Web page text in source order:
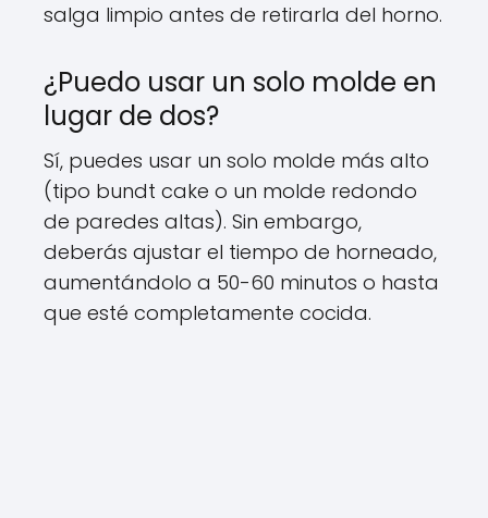
salga limpio antes de retirarla del horno.
¿Puedo usar un solo molde en
lugar de dos?
Sí, puedes usar un solo molde más alto
(tipo bundt cake o un molde redondo
de paredes altas). Sin embargo,
deberás ajustar el tiempo de horneado,
aumentándolo a 50-60 minutos o hasta
que esté completamente cocida.